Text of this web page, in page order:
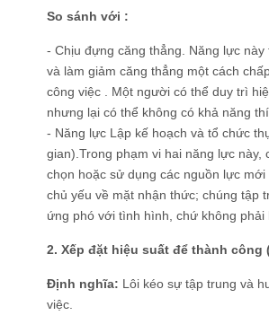
So sánh với :
- Chịu đựng căng thẳng. Năng lực
và làm giảm căng thẳng một cách
công việc . Một người có thể duy trì
nhưng lại có thể không có khả năng
- Năng lực Lập kế hoạch và tổ chức
gian).Trong phạm vi hai năng lực
chọn hoặc sử dụng các nguồn lực
chủ yếu về mặt nhận thức; chúng tập
ứng phó với tình hình, chứ không
2. Xếp đặt hiệu suất để thành
Định nghĩa: Lôi kéo sự tập trung và
việc.